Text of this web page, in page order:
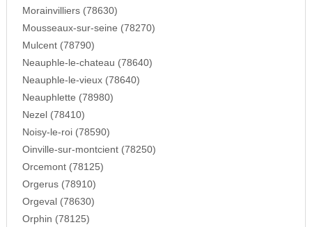
Morainvilliers (78630)
Mousseaux-sur-seine (78270)
Mulcent (78790)
Neauphle-le-chateau (78640)
Neauphle-le-vieux (78640)
Neauphlette (78980)
Nezel (78410)
Noisy-le-roi (78590)
Oinville-sur-montcient (78250)
Orcemont (78125)
Orgerus (78910)
Orgeval (78630)
Orphin (78125)